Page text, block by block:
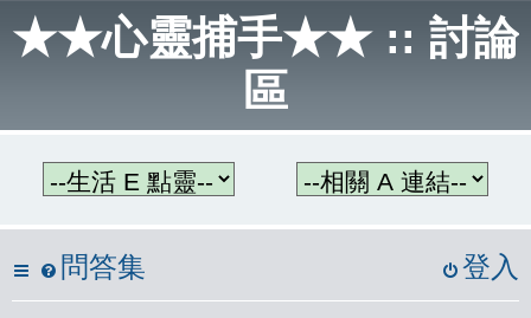
★★心靈捕手★★ :: 討論
區
問答集 登入